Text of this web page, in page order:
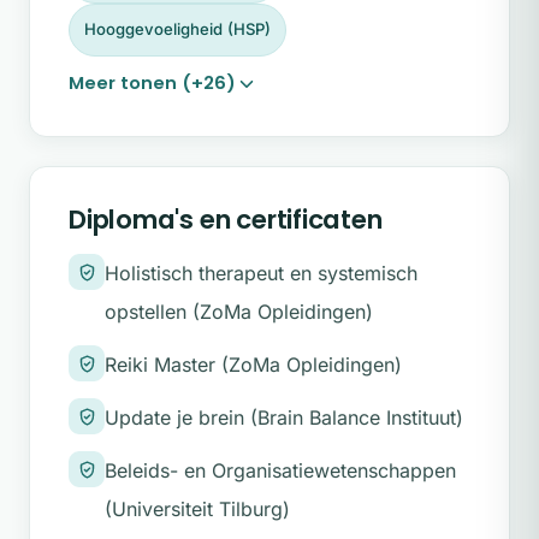
Hoge eisen stellen aan jezelf
Je eigen mening niet durven geven,
Moeizame familiebanden
Veel gepieker en een hoofd dat steeds
'aan' staat
Ervaringen uit het verleden die
doorspelen in het huidige leven
Lichamelijke klachten, zoals van
schouders, nek, rug of buik
Hooggevoeligheid (HSP)
Meer tonen (+26)
Diploma's en certificaten
Holistisch therapeut en systemisch
opstellen (ZoMa Opleidingen)
Reiki Master (ZoMa Opleidingen)
Update je brein (Brain Balance Instituut)
Beleids- en Organisatiewetenschappen
(Universiteit Tilburg)